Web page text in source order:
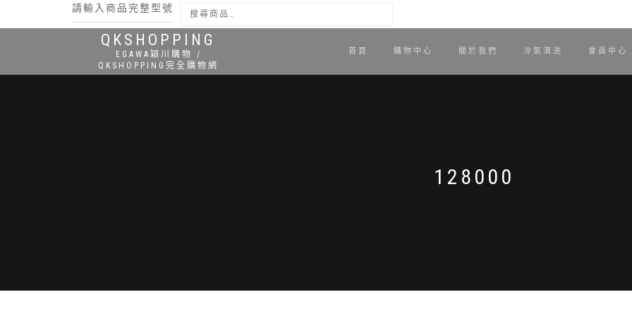
請輸入商品完整型號
搜尋
QKSHOPPING
EGAWA穎川購物 /
QKSHOPPING完全購物網
首頁 購物中心 關於我們 冷氣清洗 會員中心
128000